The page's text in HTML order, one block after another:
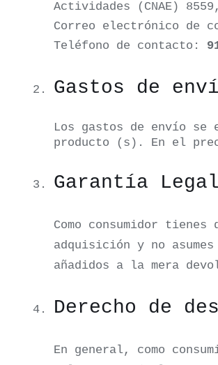
Actividades (CNAE)
Correo electrónico de
Teléfono de contacto:
Gastos de
Los gastos de envío se
producto (s). En el
Garantía
Como consumidor
adquisición y no
añadidos a la mera
Derecho de
En general, como